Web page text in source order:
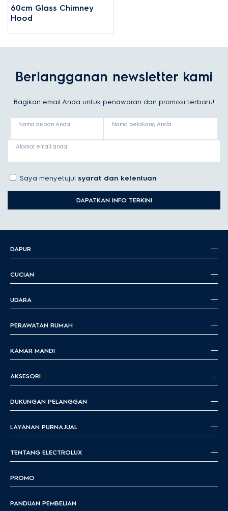
60cm Glass Chimney
Hood
Berlangganan newsletter kami
Bagikan email Anda untuk penawaran dan promosi terbaru!
Nama depan Anda Nama belakang Anda
Alamat email anda
Saya menyetujui syarat dan ketentuan
DAPATKAN INFO TERKINI
DAPUR
CUCIAN
UDARA
PERAWATAN RUMAH
KAMAR MANDI
AKSESORI
DUKUNGAN PELANGGAN
LAYANAN PURNA JUAL
TENTANG ELECTROLUX
PROMO
PANDUAN PEMBELIAN